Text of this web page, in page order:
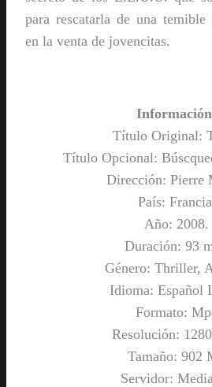
para rescatarla de una temible
en la venta de jovencitas.
Título Original:
Título Opcional:
Dirección: Pierre
País:
Año: 2008.
Duración: 93
Género: Thriller,
Idioma: Español
Formato:
Resolución:
Tamaño: 902
Servidor: